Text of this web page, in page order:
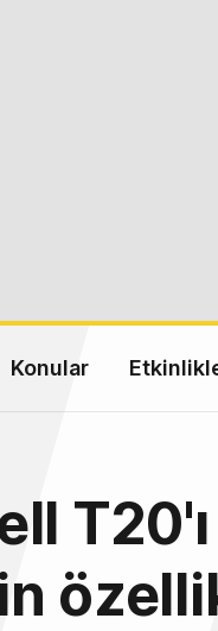
Konular